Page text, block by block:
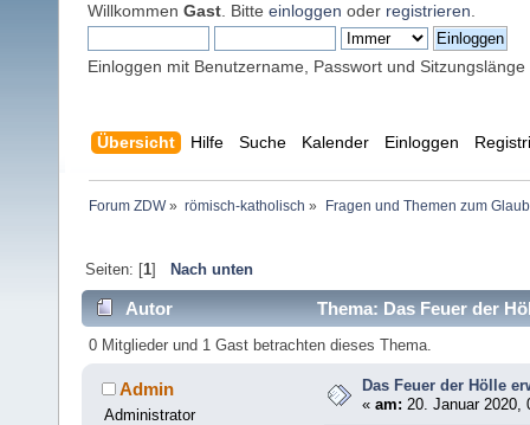
Willkommen Gast . Bitte einloggen oder registrieren
Einloggen mit Benutzername, Passwort und Sitzungslänge
Übersicht Hilfe Suche Kalender Einloggen
Forum ZDW» römisch-katholisch » Fragen und Themen zum
Seiten: [1] Nach unten
Autor Thema: Das Feuer der
0 Mitglieder und 1 Gast betrachten dieses Thema.
Admin
Administrator
Das Feuer der Hölle
«am: 20. Januar 2020,